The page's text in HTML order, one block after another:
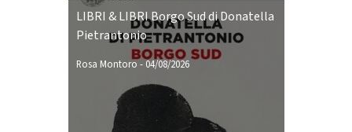
LIBRI & LIBRI Borgo Sud di Donatella
Pietrantonio
Rosa Montoro-04/08/2026